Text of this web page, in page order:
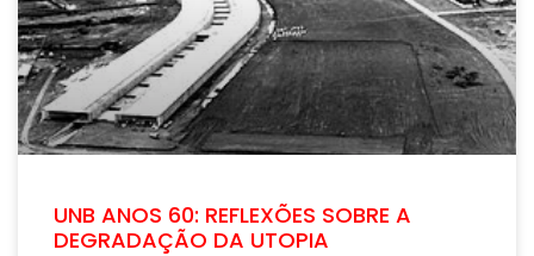
UNB ANOS 60: REFLEXÕES SOBRE A
DEGRADAÇÃO DA UTOPIA